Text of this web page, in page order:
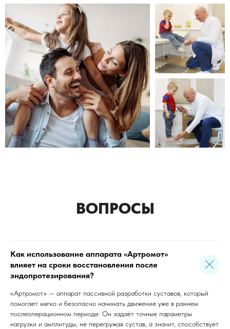
ВОПРОСЫ
Как использование аппарата «Артромот»
влияет на сроки восстановления после
эндопротезирования?
«Артромот» — аппарат пассивной разработки суставов, который
помогает мягко и безопасно начинать движение уже в раннем
послеоперационном периоде. Он задаёт точные параметры
нагрузки и амплитуды, не перегружая сустав, а значит, способствует